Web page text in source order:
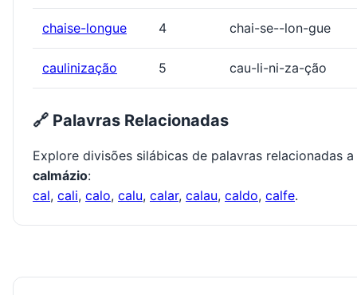
chaise-longue 4 chai-se--lon-gue
caulinização 5 cau-li-ni-za-ção
🔗 Palavras Relacionadas
Explore divisões silábicas de palavras relacionadas a
calmázio:
cal, cali, calo, calu, calar, calau, caldo, calfe.